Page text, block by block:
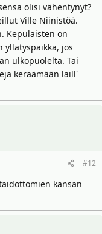
olisi vähentynyt?
Ville Niinistöä.
Kepulaisten on
yllätyspaikka, jos
ulkopuolelta. Tai
keräämään laill'
#12
kansan